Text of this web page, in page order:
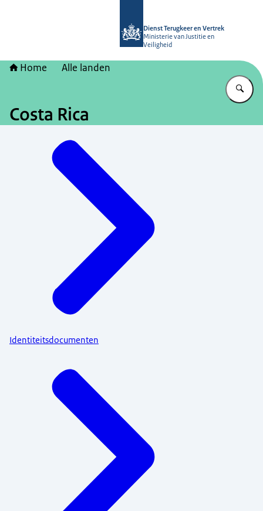
Dienst Terugkeer en Vertrek
Ministerie van Justitie en
Veiligheid
Home Alle landen
Costa Rica
Identiteitsdocumenten